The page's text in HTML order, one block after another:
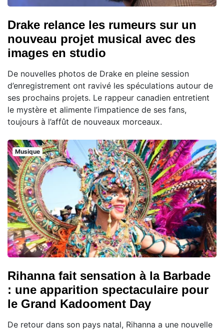
Drake relance les rumeurs sur un
nouveau projet musical avec des
images en studio
De nouvelles photos de Drake en pleine session
d’enregistrement ont ravivé les spéculations autour de
ses prochains projets. Le rappeur canadien entretient
le mystère et alimente l’impatience de ses fans,
toujours à l’affût de nouveaux morceaux.
Musique
Rihanna fait sensation à la Barbade
: une apparition spectaculaire pour
le Grand Kadooment Day
De retour dans son pays natal, Rihanna a une nouvelle